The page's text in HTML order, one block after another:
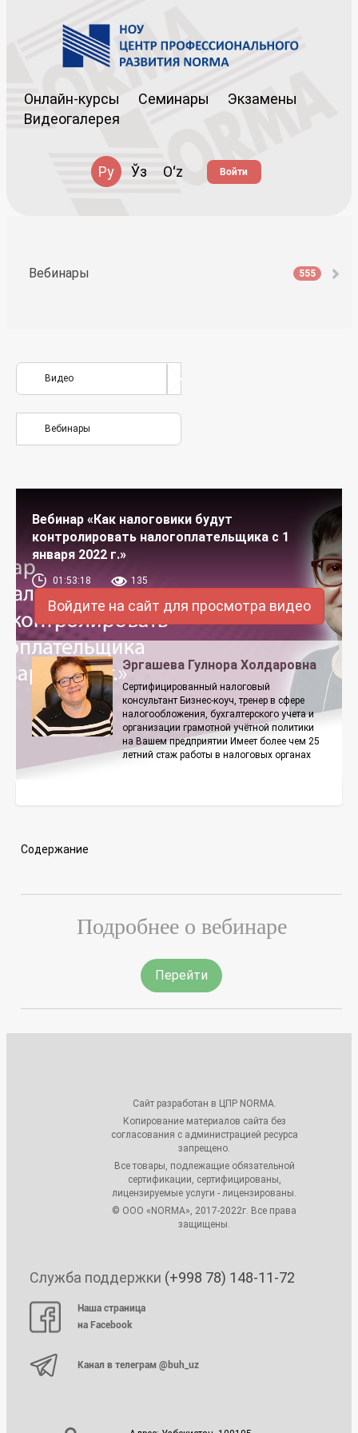
Онлайн-курсы Семинары
Экзамены
Видеогалерея
Ру Ўз Oʻz Войти
Вебинары 555
Видео
Вебинары
Вебинар «Как налоговики будут
контролировать налогоплательщика с 1
января 2022 г.»
01:53:18 135
Войдите на сайт для просмотра видео
Эргашева Гулнора Холдаровна
Сертифицированный налоговый
консультант Бизнес-коуч, тренер в сфере
налогообложения, бухгалтерского учета и
организации грамотной учётной политики
на Вашем предприятии Имеет более чем 25
летний стаж работы в налоговых органах
Содержание
Подробнее о вебинаре
Перейти
Сайт разработан в ЦПР NORMA.
Копирование материалов сайта без
согласования с администрацией ресурса
запрещено.
Все товары, подлежащие обязательной
сертификации, сертифицированы,
лицензируемые услуги - лицензированы.
© ООО «NORMA», 2017-2022г. Все права
защищены.
Служба поддержки (+998 78) 148-11-72
Наша страница
на Facebook
Канал в телеграм @buh_uz